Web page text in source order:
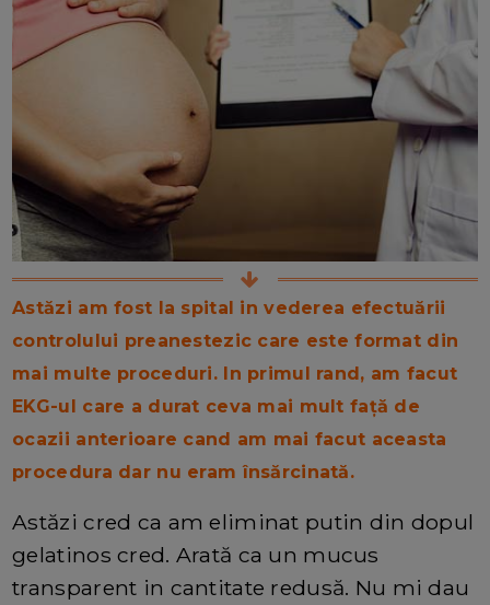
Astăzi am fost la spital in vederea efectuării
controlului preanestezic care este format din
mai multe proceduri. In primul rand, am facut
EKG-ul care a durat ceva mai mult față de
ocazii anterioare cand am mai facut aceasta
procedura dar nu eram însărcinată.
Astăzi cred ca am eliminat putin din dopul
gelatinos cred. Arată ca un mucus
transparent in cantitate redusă. Nu mi dau